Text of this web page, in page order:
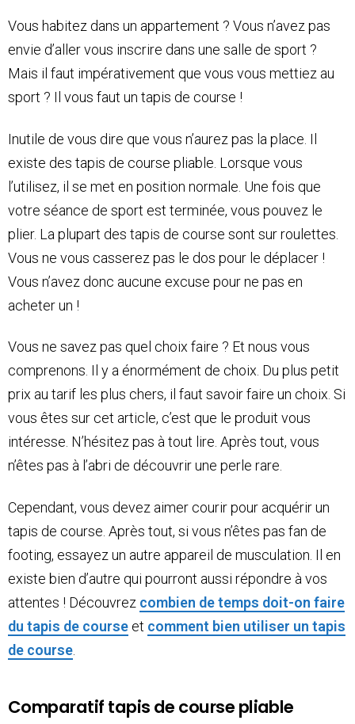
Vous habitez dans un appartement ? Vous n’avez pas
envie d’aller vous inscrire dans une salle de sport ?
Mais il faut impérativement que vous vous mettiez au
sport ? Il vous faut un tapis de course !
Inutile de vous dire que vous n’aurez pas la place. Il
existe des tapis de course pliable. Lorsque vous
l’utilisez, il se met en position normale. Une fois que
votre séance de sport est terminée, vous pouvez le
plier. La plupart des tapis de course sont sur roulettes.
Vous ne vous casserez pas le dos pour le déplacer !
Vous n’avez donc aucune excuse pour ne pas en
acheter un !
Vous ne savez pas quel choix faire ? Et nous vous
comprenons. Il y a énormément de choix. Du plus petit
prix au tarif les plus chers, il faut savoir faire un choix. Si
vous êtes sur cet article, c’est que le produit vous
intéresse. N’hésitez pas à tout lire. Après tout, vous
n’êtes pas à l’abri de découvrir une perle rare.
Cependant, vous devez aimer courir pour acquérir un
tapis de course. Après tout, si vous n’êtes pas fan de
footing, essayez un autre appareil de musculation. Il en
existe bien d’autre qui pourront aussi répondre à vos
attentes ! Découvrez combien de temps doit-on faire
du tapis de course et comment bien utiliser un tapis
de course
Comparatif tapis de course pliable